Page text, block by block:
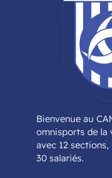
Bienvenue au
omnisports de la
avec 12
30 salariés.